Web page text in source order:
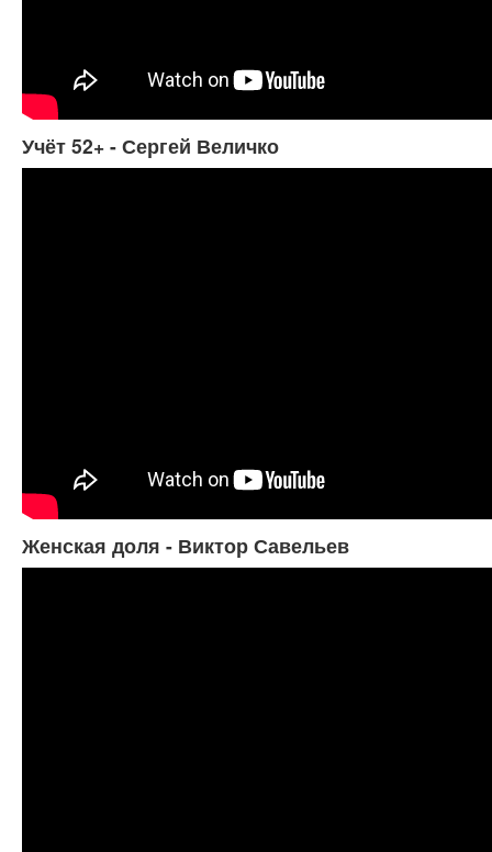
Учёт 52+ - Сергей Величко
Женская доля - Виктор Савельев